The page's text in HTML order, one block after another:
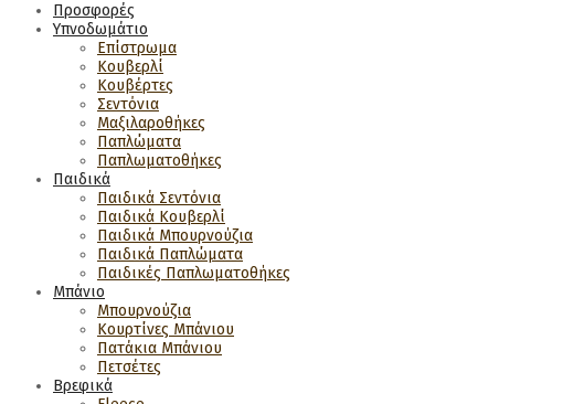
Προσφορές
Υπνοδωμάτιο
Επίστρωμα
Κουβερλί
Κουβέρτες
Σεντόνια
Μαξιλαροθήκες
Παπλώματα
Παπλωματοθήκες
Παιδικά
Παιδικά Σεντόνια
Παιδικά Κουβερλί
Παιδικά Μπουρνούζια
Παιδικά Παπλώματα
Παιδικές Παπλωματοθήκες
Μπάνιο
Μπουρνούζια
Κουρτίνες Μπάνιου
Πατάκια Μπάνιου
Πετσέτες
Βρεφικά